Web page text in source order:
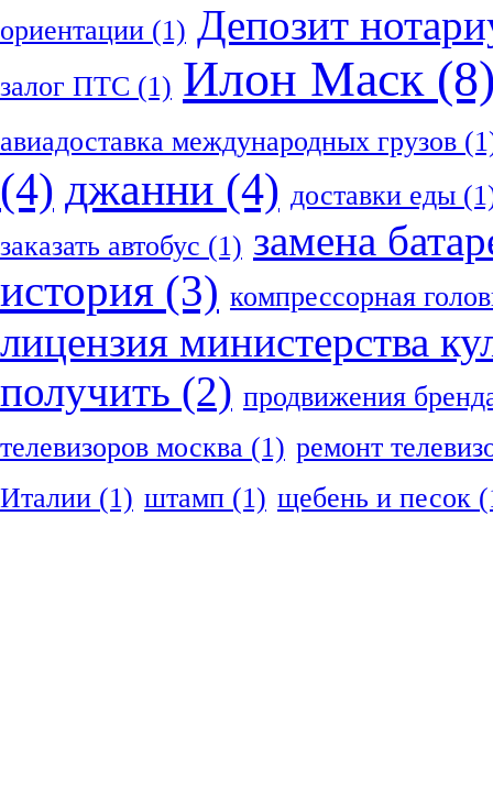
ориентации (1) Депозит
залог ПТС (1) Илон Маск
авиадоставка международных грузов
(4) джанни (4) доставки еды
заказать автобус (1) замена
история (3) компрессорная
лицензия министерства
получить (2) продвижения
телевизоров москва (1) ремонт
Италии (1) штамп (1) щебень и песок